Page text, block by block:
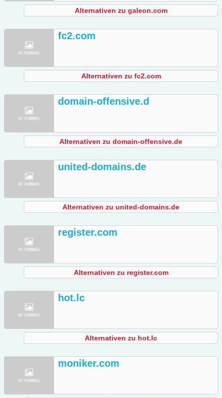
Alternativen zu galeon.com
fc2.com
Alternativen zu fc2.com
domain-offensive.d
Alternativen zu domain-offensive.de
united-domains.de
Alternativen zu united-domains.de
register.com
Alternativen zu register.com
hot.lc
Alternativen zu hot.lc
moniker.com